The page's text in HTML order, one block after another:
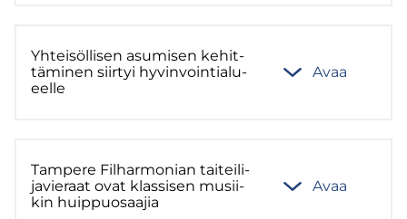
Yh­tei­söl­li­sen asu­mi­sen ke­hit­
tä­mi­nen siir­tyi hy­vin­voin­tia­lu­
eel­le
Avaa
Tam­pe­re Fil­har­mo­nian tai­tei­li­
ja­vie­raat ovat klas­si­sen musii­
kin huip­puo­saa­jia
Avaa